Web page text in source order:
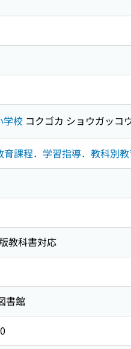
学校 コクゴカ ショウガッコ
育課程．学習指導．教科別
教科書対応
書館